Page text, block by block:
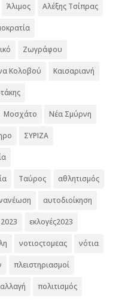
Άλιμος Αλέξης Τσίπρας
Ζωγράφου
Κολοβού Καισαριανή
Μοσχάτο Νέα Σμύρνη
ΣΥΡΙΖΑ
Ταύρος αθλητισμός
αυτοδιοίκηση
εκλογές2023
νοτιοςτομεας νότια
πλειστηριασμοί
πολιτισμός